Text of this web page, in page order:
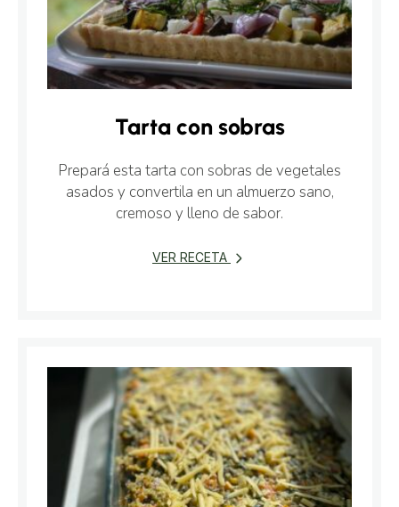
Tarta con sobras
Prepará esta tarta con sobras de vegetales
asados y convertila en un almuerzo sano,
cremoso y lleno de sabor.
VER RECETA